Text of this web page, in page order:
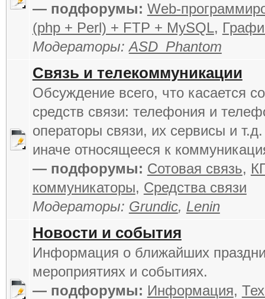
— подфорумы: Web-
(php + Perl) + FTP + MySQL,
Модераторы:ASD_Phantom
Связь и телекоммуникации
Обсуждение всего, что касается
средств связи: телефония и
операторы связи, их сервисы и
иначе относящееся к
— подфорумы: Сотовая связь,
коммуникаторы, Средства связи
Модераторы: Grundic, Lenin
Новости и события
Информация о ближайших
мероприятиях и событиях.
— подфорумы: Информация,